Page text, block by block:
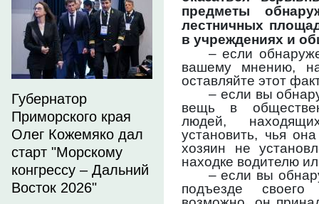
Губернатор
Приморского края
Олег Кожемяко дал
старт "Морскому
конгрессу – Дальний
Восток 2026"
предметы
лестничных
в учреждениях и
– если
вашему мнению,
оставляйте этот
– если вы
вещь в
людей,
установить, чья
хозяин не
находке водителю
– если вы
подъезде